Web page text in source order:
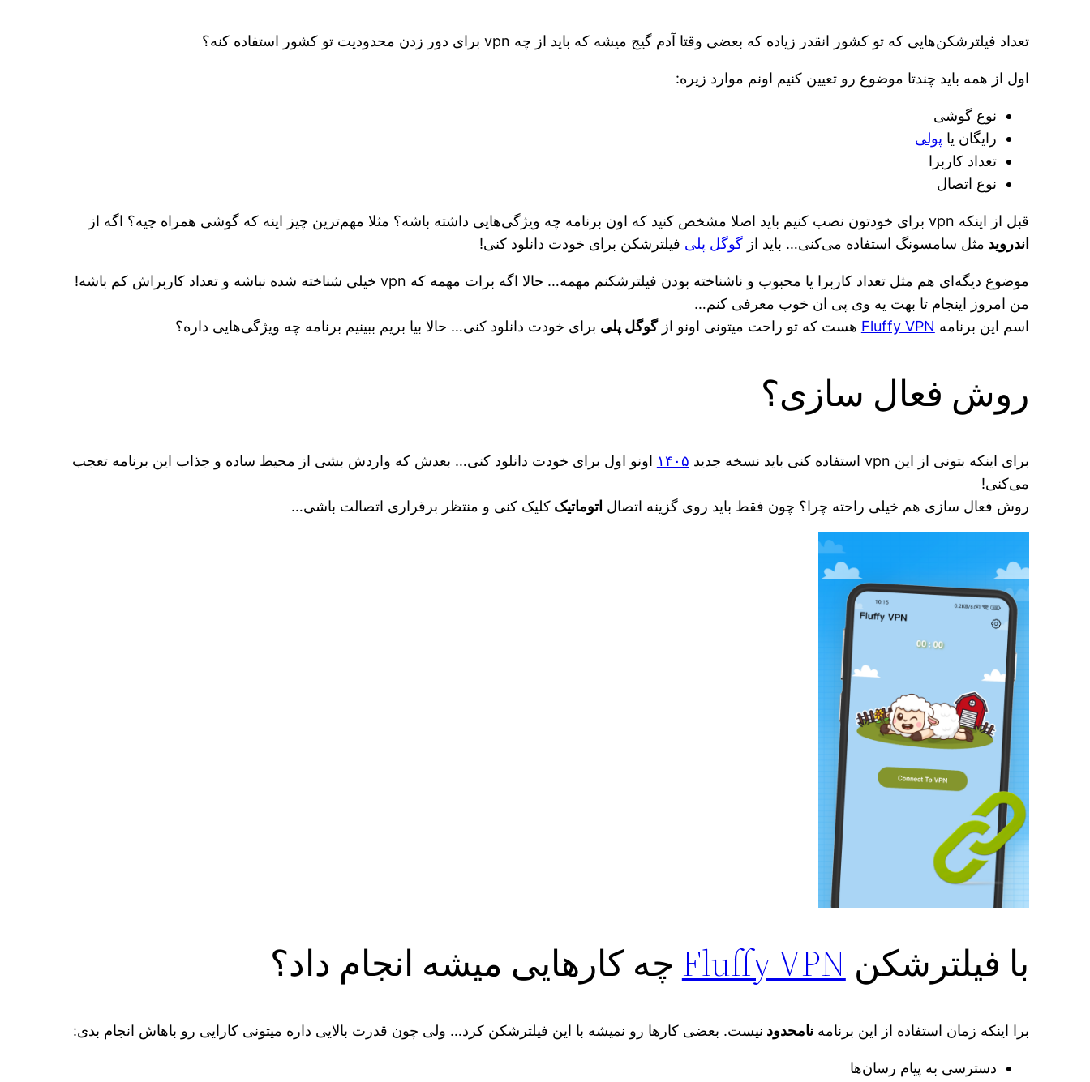
تعداد فیلترشکن‌هایی که تو کشور انقدر زیاده که بعضی وقتا آدم گیج میشه که باید از چه vpn برای دور زدن محدودیت تو کشور استفاده کنه؟
اول از همه باید چندتا موضوع رو تعیین کنیم اونم موارد زیره:
نوع گوشی
رایگان یا پولی
تعداد کاربرا
نوع اتصال
قبل از اینکه vpn برای خودتون نصب کنیم باید اصلا مشخص کنید که اون برنامه چه ویژگی‌هایی داشته باشه؟ مثلا مهم‌ترین چیز اینه که گوشی همراه چیه؟ اگه از
اندروید مثل سامسونگ استفاده می‌کنی… باید ازگوگل پلی فیلترشکن برای خودت دانلود کنی!
موضوع دیگه‌ای هم مثل تعداد کاربرا یا محبوب و ناشناخته بودن فیلترشکنم مهمه… حالا اگه برات مهمه که vpn خیلی شناخته شده نباشه و تعداد کاربراش کم باشه!
من امروز اینجام تا بهت یه وی پی ان خوب معرفی کنم…
اسم این برنامه Fluffy VPN هست که تو راحت میتونی اونو ازگوگل پلی برای خودت دانلود کنی… حالا بیا بریم ببینیم برنامه چه ویژگی‌هایی داره؟
روش فعال سازی؟
برای اینکه بتونی از این vpn استفاده کنی باید نسخه جدید ۱۴۰۵ اونو اول برای خودت دانلود کنی… بعدش که واردش بشی از محیط ساده و جذاب این برنامه تعجب
می‌کنی!
روش فعال سازی هم خیلی راحته چرا؟ چون فقط باید روی گزینه اتصال اتوماتیککلیک کنی و منتظر برقراری اتصالت باشی…
با فیلترشکن Fluffy VPN چه کارهایی میشه انجام داد؟
برا اینکه زمان استفاده از این برنامهنامحدود نیست. بعضی کارها رو نمیشه با این فیلترشکن کرد… ولی چون قدرت بالایی داره میتونی کارایی رو باهاش انجام بدی:
دسترسی به پیام رسان‌ها